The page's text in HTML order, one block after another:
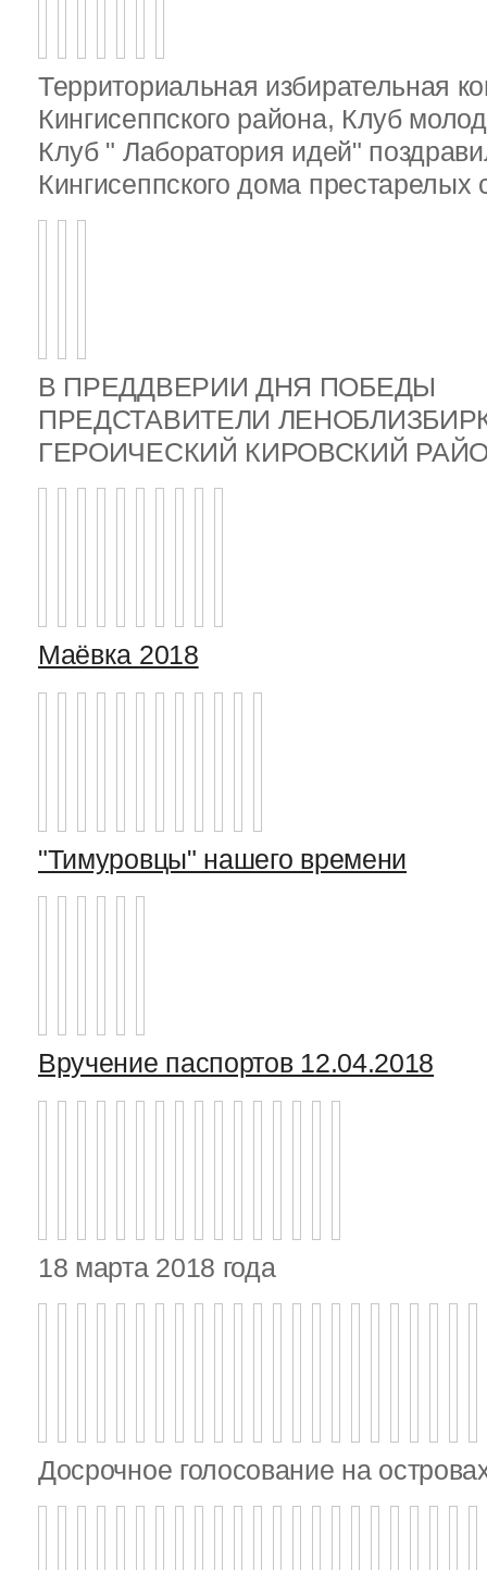
Территориальная избирательная
Кингисеппского района, Клуб
Клуб " Лаборатория идей"
Кингисеппского дома
В ПРЕДДВЕРИИ ДНЯ ПОБЕДЫ
ПРЕДСТАВИТЕЛИ
ГЕРОИЧЕСКИЙ КИРОВСКИЙ
Маёвка 2018
"Тимуровцы" нашего времени
Вручение паспортов 12.04.2018
18 марта 2018 года
Досрочное голосование на